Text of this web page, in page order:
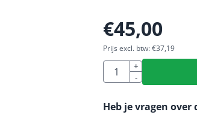
€45,00
Prijs excl. btw: €37,19
Aantal
+
-
Heb je vragen